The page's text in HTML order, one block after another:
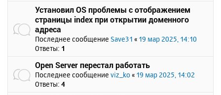
Установил OS проблемы с отображением
страницы index при открытии доменного
адреса
Последнее сообщение Save31 « 19 мар 2025, 14:10
Ответы: 1
Open Server перестал работать
Последнее сообщение viz_ko « 19 мар 2025, 14:02
Ответы: 4